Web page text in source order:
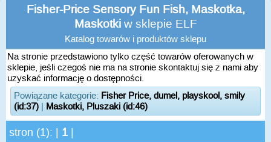
Fisher-Price Sensory Fun Fish, Maskotka,
Maskotkiw sklepie ELF
Katalog towarów i produktów sklepu
Na stronie przedstawiono tylko część towarów oferowanych w
sklepie, jeśli czegoś nie ma na stronie skontaktuj się z nami aby
uzyskać informację o dostępności.
Powiązane kategorie: Fisher Price, dumel, playskool, smily
(id:37) | Maskotki, Pluszaki (id:46)
stron (1): | 1